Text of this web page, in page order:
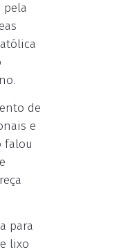
pela
de
e
falou
para
lixo